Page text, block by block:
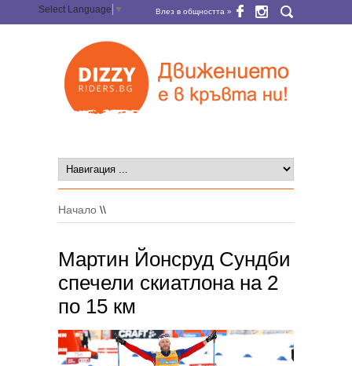
Select Language ▼ Влез в общността »
Начало \\
Мартин Йонсруд Сундби
спечели скиатлона на 2
по 15 км